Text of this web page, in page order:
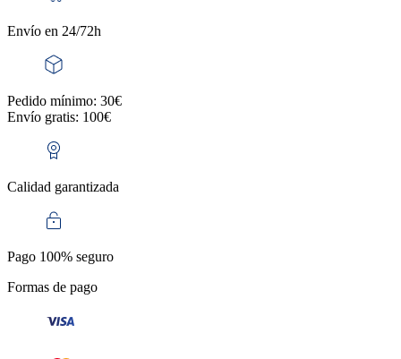
Envío en 24/72h
Pedido mínimo: 30€
Envío gratis: 100€
Calidad garantizada
Pago 100% seguro
Formas de pago